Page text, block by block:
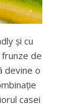
și cu
de
devine o
casei